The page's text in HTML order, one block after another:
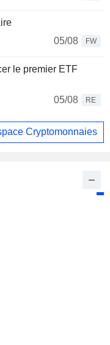
05/08
FW
le premier ETF
05/08
RE
Cryptomonnaies